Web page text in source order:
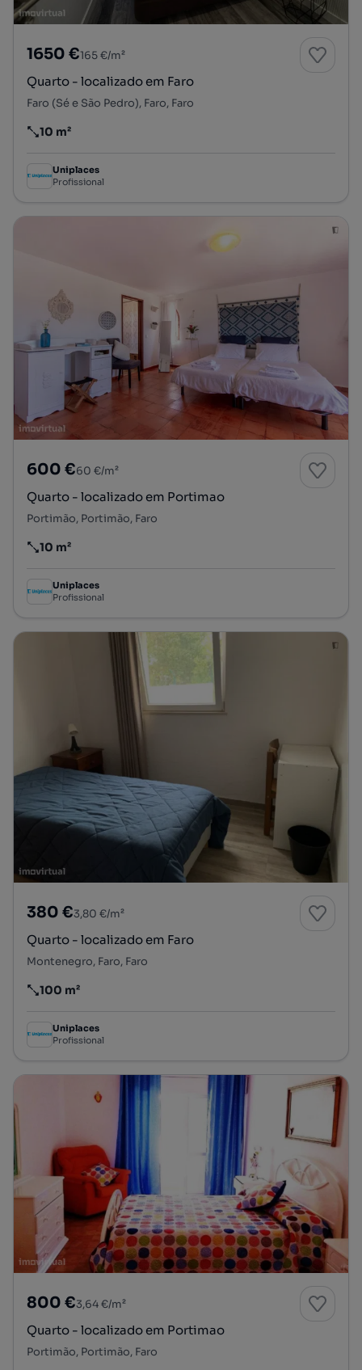
1650 €165 €/m²
Quarto - localizado em Faro
Faro (Sé e São Pedro), Faro, Faro
Preço por metro quadrado
10 m²
Uniplaces
Profissional
600 €60 €/m²
Quarto - localizado em Portimao
Portimão, Portimão, Faro
Preço por metro quadrado
10 m²
Uniplaces
Profissional
380 €3,80 €/m²
Quarto - localizado em Faro
Montenegro, Faro, Faro
Preço por metro quadrado
100 m²
Uniplaces
Profissional
800 €3,64 €/m²
Quarto - localizado em Portimao
Portimão, Portimão, Faro